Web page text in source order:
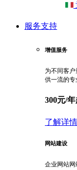
服务支持
增值服务
为不同客
供一流的
300元/
了解详情
网站建设
企业网站